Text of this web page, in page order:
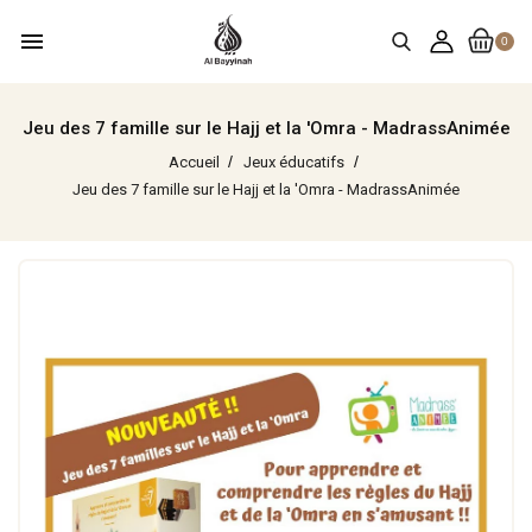
0
menu
Jeu des 7 famille sur le Hajj et la 'Omra - MadrassAnimée
Accueil
Jeux éducatifs
Jeu des 7 famille sur le Hajj et la 'Omra - MadrassAnimée